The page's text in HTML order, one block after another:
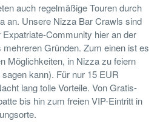
auch regelmäßige Touren durch
an. Unsere Nizza Bar Crawls sind
Community hier an der
mehreren Gründen. Zum einen ist es
Möglichkeiten, in Nizza zu feiern
kann). Für nur 15 EUR
lang tolle Vorteile. Von Gratis-
bis hin zum freien VIP-Eintritt in